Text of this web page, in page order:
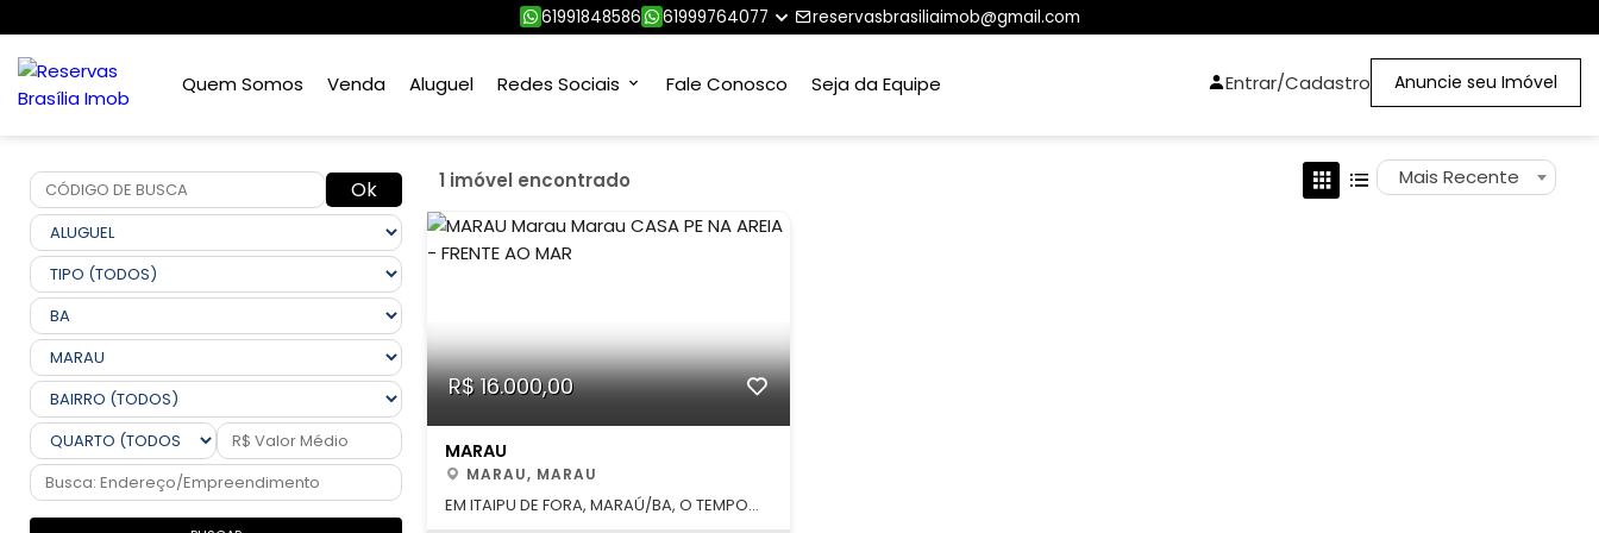
61991848586 61999764077 reservasbrasiliaimob@gmail.com
Quem Somos Venda Aluguel Redes Sociais Fale Conosco Seja da Equipe Entrar/Cadastro Anuncie seu Imóvel
Ok 1 imóvel encontrado Mais Recente
R$ 16.000,00
MARAU
MARAU, MARAU
EM ITAIPU DE FORA, MARAÚ/BA, O TEMPO